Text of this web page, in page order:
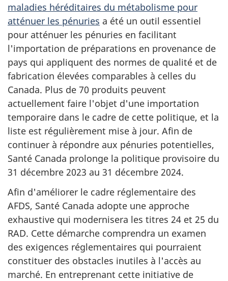
maladies héréditaires du métabolisme pour
atténuer les pénuries a été un outil essentiel
pour atténuer les pénuries en facilitant
l'importation de préparations en provenance de
pays qui appliquent des normes de qualité et de
fabrication élevées comparables à celles du
Canada. Plus de 70 produits peuvent
actuellement faire l'objet d'une importation
temporaire dans le cadre de cette politique, et la
liste est régulièrement mise à jour. Afin de
continuer à répondre aux pénuries potentielles,
Santé Canada prolonge la politique provisoire du
31 décembre 2023 au 31 décembre 2024.
Afin d'améliorer le cadre réglementaire des
AFDS, Santé Canada adopte une approche
exhaustive qui modernisera les titres 24 et 25 du
RAD. Cette démarche comprendra un examen
des exigences réglementaires qui pourraient
constituer des obstacles inutiles à l'accès au
marché. En entreprenant cette initiative de